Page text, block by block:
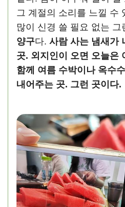
그 계절의 소리를 느낄 수
많이 신경 쓸 필요 없는 그
양구다. 사람 사는 냄새가
곳. 외지인이 오면 오늘은
함께 여름 수박이나 옥수
내어주는 곳. 그런 곳이다.